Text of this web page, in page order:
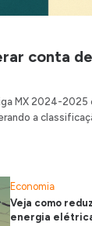
conta
MX 2024-
a
Economia
Veja como
energia